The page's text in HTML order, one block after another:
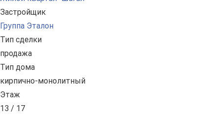
Застройщик
Группа Эталон
Тип сделки
продажа
Тип дома
кирпично-монолитный
Этаж
13 / 17